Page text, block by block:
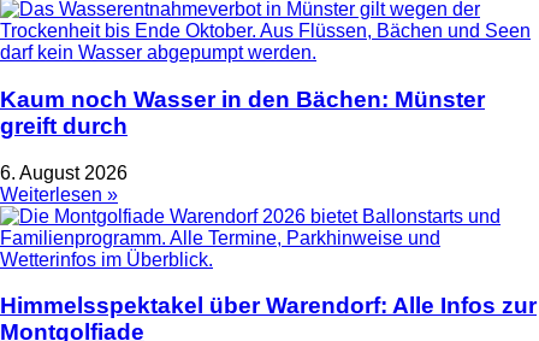
Kaum noch Wasser in den Bächen: Münster
greift durch
6. August 2026
Weiterlesen »
Himmelsspektakel über Warendorf: Alle Infos zur
Montgolfiade